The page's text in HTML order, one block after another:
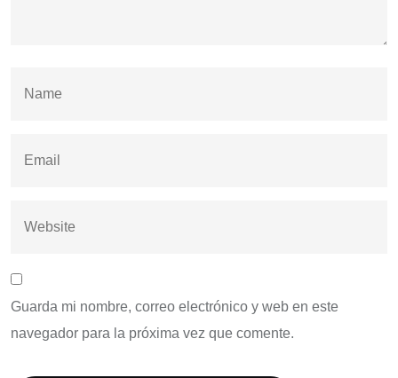
Guarda mi nombre, correo electrónico y web en este
navegador para la próxima vez que comente.